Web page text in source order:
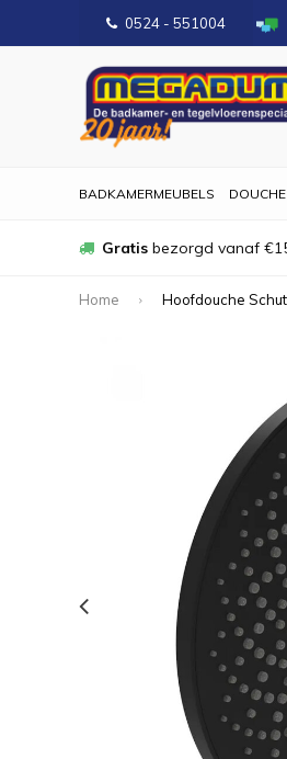
0524 - 551004
BADKAMERMEUBELS DOUCHE
Gratis bezorgd vanaf
Home Hoofdouche